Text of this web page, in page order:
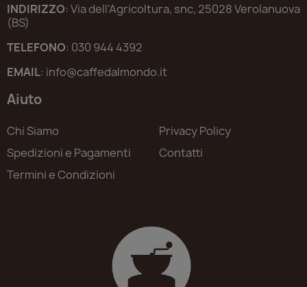
INDIRIZZO: Via dell'Agricoltura, snc, 25028 Verolanuova
(BS)
TELEFONO: 030 944 4392
EMAIL: info@caffedalmondo.it
Aiuto
Chi Siamo
Spedizioni e Pagamenti
Termini e Condizioni
Privacy Policy
Contatti